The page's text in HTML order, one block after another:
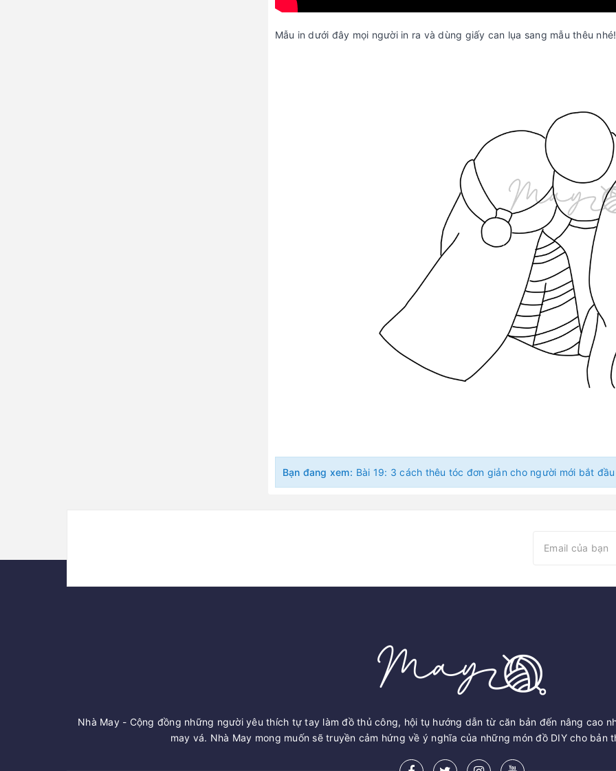
Mẫu in dưới đây mọi người in ra và dùng giấy can lụa sang mẫu thêu nhé!
Bạn đang xem:
Nhà May - Cộng đồng những người yêu thích tự tay làm đồ thủ công, hội tụ hướng dẫn từ căn bản đến nâng cao
may vá. Nhà May mong muốn sẽ truyền cảm hứng về ý nghĩa của những món đồ DIY cho bản